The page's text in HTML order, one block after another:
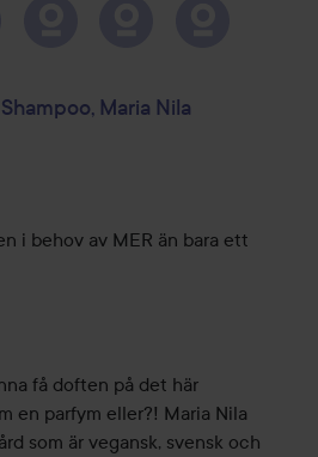
Maria Nila
i behov av MER än bara ett
få doften på det här
en parfym eller?! Maria Nila
som är vegansk, svensk och